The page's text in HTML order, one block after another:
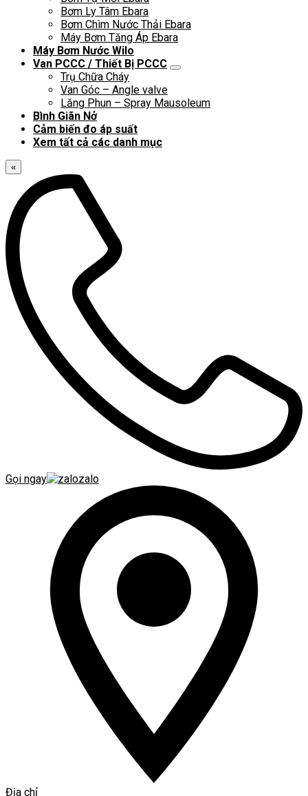
Bơm Ly Tâm Ebara
Bơm Chìm Nước Thải Ebara
Máy Bơm Tăng Áp Ebara
Máy Bơm Nước Wilo
Van PCCC / Thiết Bị PCCC
Trụ Chữa Cháy
Van Góc – Angle valve
Lăng Phun – Spray Mausoleum
Bình Giãn Nở
Cảm biến đo áp suất
Xem tất cả các danh mục
«
Gọi ngay zalo
Địa chỉ